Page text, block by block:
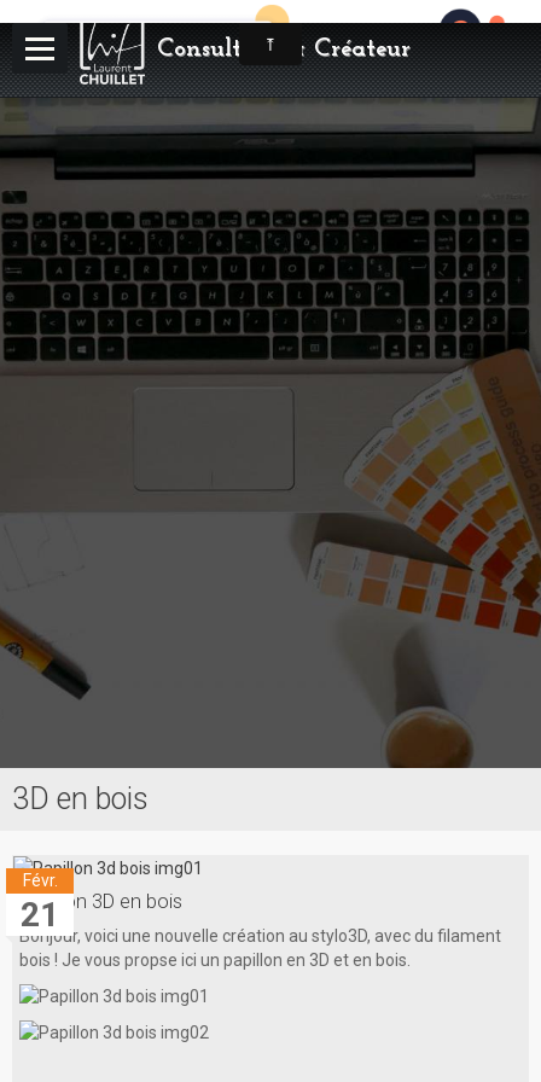
Consultant & Créateur
Accueil
Contact
3D en bois
21
Févr.
Papillon 3D en bois
Bonjour, voici une nouvelle création au stylo3D, avec du filament
bois ! Je vous propse ici un papillon en 3D et en bois.